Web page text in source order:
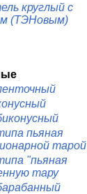
круглый с
(ТЭНовым)
пьяная
тарой
"пьяная
тару